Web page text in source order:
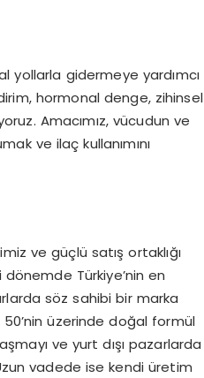
yollarla gidermeye yardımcı
hormonal denge, zihinsel
Amacımız, vücudun ve
ve ilaç kullanımını
ve güçlü satış ortaklığı
dönemde Türkiye’nin en
söz sahibi bir marka
üzerinde doğal formül
ve yurt dışı pazarlarda
vadede ise kendi üretim